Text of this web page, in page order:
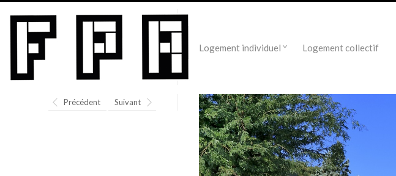
Logement individuel Logement collectif
Précédent Suivant